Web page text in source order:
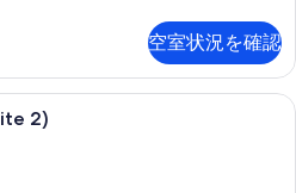
空室状況を確認
2)